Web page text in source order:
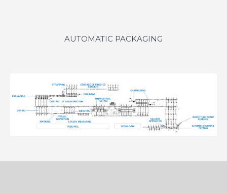
AUTOMATIC PACKAGING